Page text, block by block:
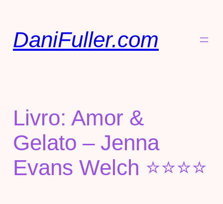
DaniFuller.com
Livro: Amor &
Gelato – Jenna
Evans Welch ⭐⭐⭐⭐